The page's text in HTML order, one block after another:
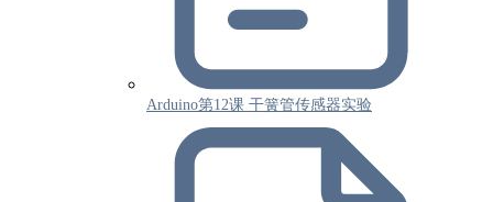
Arduino第12课 干簧管传感器实验